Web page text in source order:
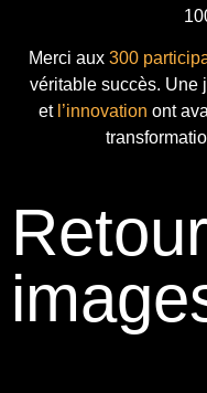
Merci aux 300
véritable succès. Une
et l’innovation ont